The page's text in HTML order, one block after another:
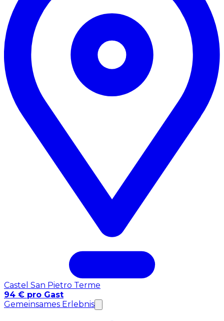
Castel San Pietro Terme
94 € pro Gast
Gemeinsames Erlebnis